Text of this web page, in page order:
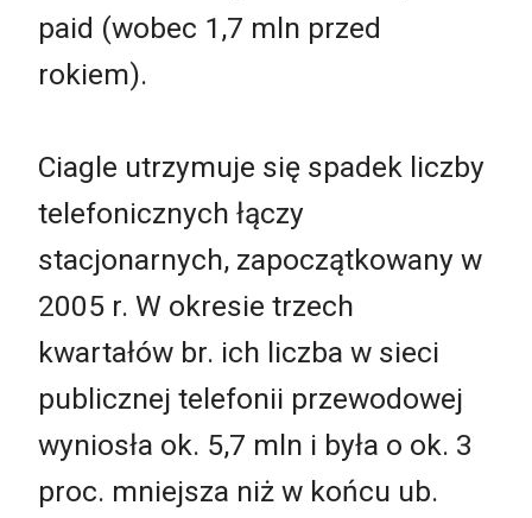
paid (wobec 1,7 mln przed
rokiem).
Ciagle utrzymuje się spadek liczby
telefonicznych łączy
stacjonarnych, zapoczątkowany w
2005 r. W okresie trzech
kwartałów br. ich liczba w sieci
publicznej telefonii przewodowej
wyniosła ok. 5,7 mln i była o ok. 3
proc. mniejsza niż w końcu ub.